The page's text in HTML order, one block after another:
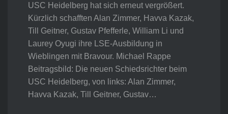
USC Heidelberg hat sich erneut vergrößert.
Kürzlich schafften Alan Zimmer, Havva Kazak,
Till Geitner, Gustav Pfefferle, William Li und
Laurey Oyugi ihre LSE-Ausbildung in
Wieblingen mit Bravour. Michael Rappe
Beitragsbild: Die neuen Schiedsrichter beim
USC Heidelberg, von links: Alan Zimmer,
Havva Kazak, Till Geitner, Gustav…